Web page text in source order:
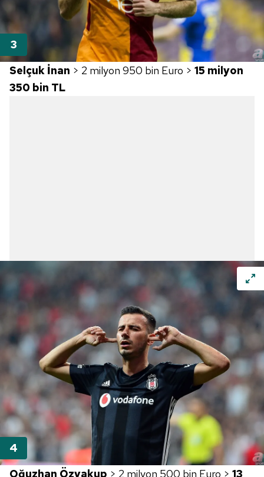
Selçuk İnan > 2 milyon 950 bin Euro > 15 milyon
350 bin TL
Oğuzhan Özyakup > 2 milyon 500 bin Euro > 13